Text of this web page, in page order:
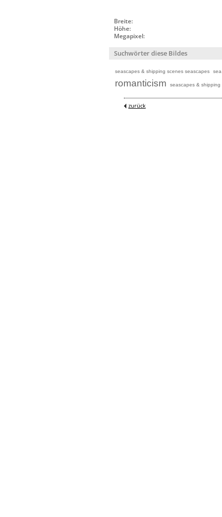
Breite:
Höhe:
Megapixel:
Suchwörter diese Bildes
seascapes & shipping scenes seascapes
romanticism seascapes &
zurück